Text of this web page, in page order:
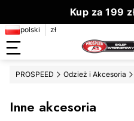
Kup za 199
polski zł
PROSPEED Odzież i Akcesoria
Inne akcesoria